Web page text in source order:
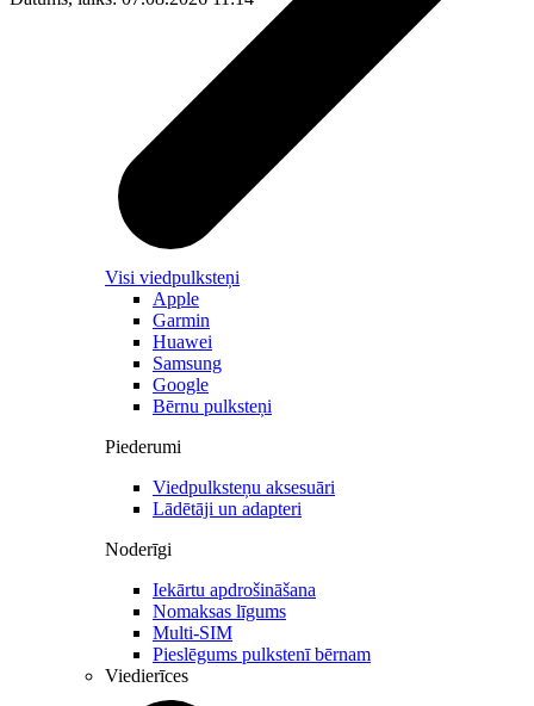
Visi viedpulksteņi
Apple
Garmin
Huawei
Samsung
Google
Bērnu pulksteņi
Piederumi
Viedpulksteņu aksesuāri
Lādētāji un adapteri
Noderīgi
Iekārtu apdrošināšana
Nomaksas līgums
Multi-SIM
Pieslēgums pulkstenī bērnam
Viedierīces